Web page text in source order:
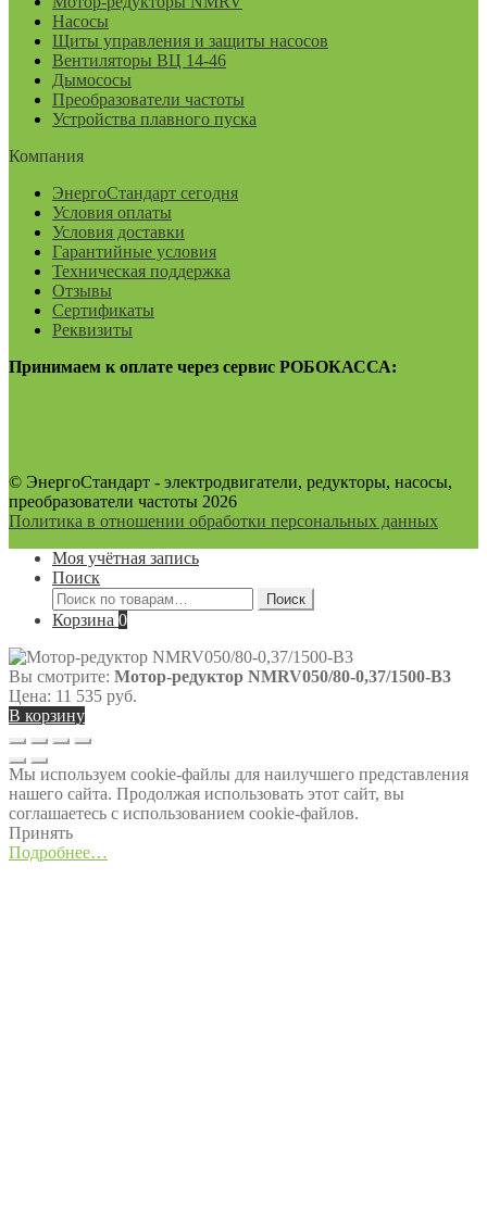
Насосы
Щиты управления и защиты насосов
Вентиляторы ВЦ 14-46
Дымососы
Преобразователи частоты
Устройства плавного пуска
Компания
ЭнергоСтандарт сегодня
Условия оплаты
Условия доставки
Гарантийные условия
Техническая поддержка
Отзывы
Сертификаты
Реквизиты
Принимаем к оплате через сервис РОБОКАССА:
© ЭнергоСтандарт - электродвигатели, редукторы, насосы,
преобразователи частоты 2026
Политика в отношении обработки персональных данных
Моя учётная запись
Поиск
Искать:
Поиск
Корзина 0
Вы смотрите: Мотор-редуктор NMRV050/80-0,37/1500-B3
Цена: 11 535 руб.
В корзину
Мы используем cookie-файлы для наилучшего представления
нашего сайта. Продолжая использовать этот сайт, вы
соглашаетесь с использованием cookie-файлов.
Принять
Подробнее…